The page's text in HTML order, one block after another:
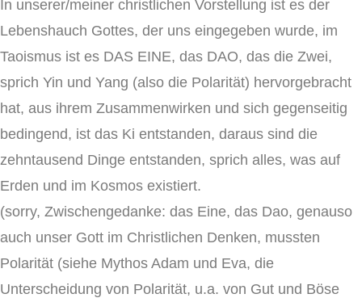
In unserer/meiner christlichen Vorstellung ist es der
Lebenshauch Gottes, der uns eingegeben wurde, im
Taoismus ist es DAS EINE, das DAO, das die Zwei,
sprich Yin und Yang (also die Polarität) hervorgebracht
hat, aus ihrem Zusammenwirken und sich gegenseitig
bedingend, ist das Ki entstanden, daraus sind die
zehntausend Dinge entstanden, sprich alles, was auf
Erden und im Kosmos existiert.
(sorry, Zwischengedanke: das Eine, das Dao, genauso
auch unser Gott im Christlichen Denken, mussten
Polarität (siehe Mythos Adam und Eva, die
Unterscheidung von Polarität, u.a. von Gut und Böse